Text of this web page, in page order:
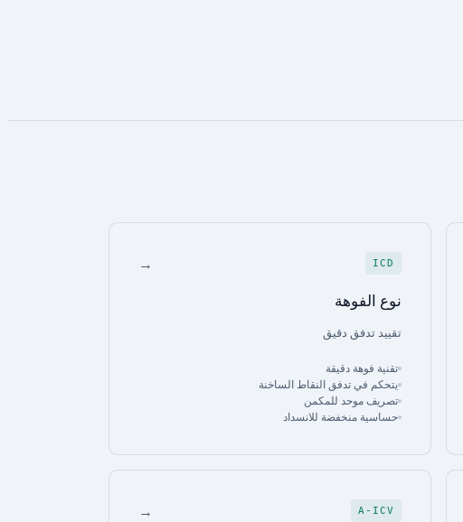
ICD
→
نوع الفوهة
تقييد تدفق دقيق
تقنية فوهة دقيقة
يتحكم في تدفق النقاط الساخنة
تصريف موحد للمكمن
حساسية منخفضة للانسداد
A-ICV
→